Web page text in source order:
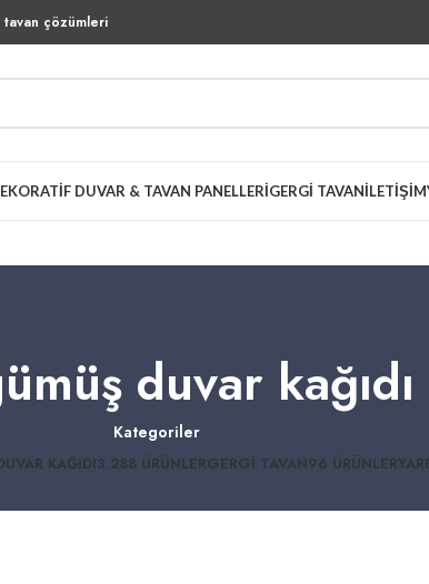
tavan çözümleri
DUVAR & TAVAN PANELLERIGERGI TAVANİLETIŞIM
duvar kağıdı
Kategoriler
KAĞIDI3.288 ÜRÜNLERGERGI TAVAN96 ÜRÜNLER